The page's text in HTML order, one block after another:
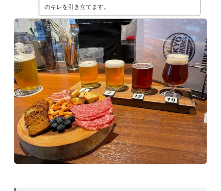
のキレを引き立てます。